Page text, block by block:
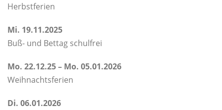
Herbstferien
Mi. 19.11.2025
Buß- und Bettag schulfrei
Mo. 22.12.25 – Mo. 05.01.2026
Weihnachtsferien
Di. 06.01.2026